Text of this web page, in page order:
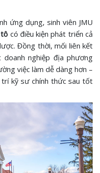
ứng dụng, sinh viên JMU
có điều kiện phát triển cả
Đồng thời, mối liên kết
nghiệp địa phương
việc làm dễ dàng hơn –
kỹ sư chính thức sau tốt